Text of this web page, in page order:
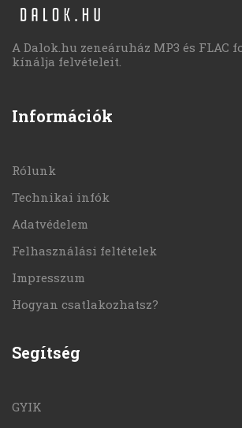
A Dalok.hu zeneáruház MP3 és FLAC
kínálja felvételeit.
Információk
Rólunk
Technikai infók
Adatvédelem
Felhasználási feltételek
Impresszum
Hogyan csatlakozhatsz?
Segítség
GYIK